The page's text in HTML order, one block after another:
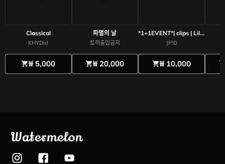
Classical
KHYDid
shopping_cart₩ 5,000
파멸의 날
토끼출입금지
shopping_cart₩ 20,000
*1+1EVENT*| clips | Lil baby Type Beat 2025
JP!D
shopping_cart₩ 10,000
Watermelon